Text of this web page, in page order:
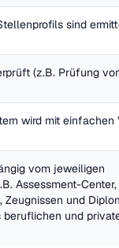
sind
(z.B. Prüfung
wird mit einfachen
vom jeweiligen
Assessment-Center,
und
beruflichen und